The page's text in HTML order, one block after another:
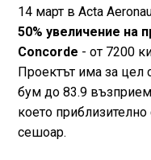
14 март в Acta
50% увеличение на
Concorde - от 7200
Проектът има за цел
бум до 83.9
което приблизително
сешоар.